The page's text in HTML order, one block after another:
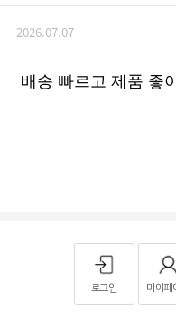
2026.07.07
배송 빠르고 제품 좋
로그인 마이페